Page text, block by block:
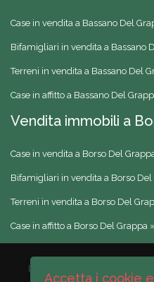
Case in vendita a Bassano Del
Bifamigliari in vendita a Bassano
Terreni in vendita a Bassano Del
Case in affitto a Bassano Del
Vendita immobili a
Case in vendita a Borso Del
Bifamigliari in vendita a Borso Del
Terreni in vendita a Borso Del
Case in affitto a Borso Del Grappa »
LA VENETA IMMOBILIARE di
Accetta i cookie